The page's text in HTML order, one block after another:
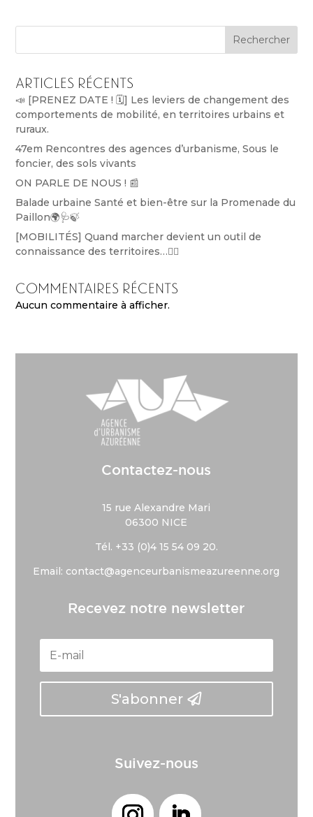
Rechercher
Articles récents
📣 [PRENEZ DATE ! 🗓️] Les leviers de changement des
comportements de mobilité, en territoires urbains et
ruraux.
47em Rencontres des agences d’urbanisme, Sous le
foncier, des sols vivants
ON PARLE DE NOUS ! 📰
Balade urbaine Santé et bien-être sur la Promenade du
Paillon🌍🩺🍃
[MOBILITÉS] Quand marcher devient un outil de
connaissance des territoires…🚶‍♀️
Commentaires récents
Aucun commentaire à afficher.
Contactez-nous
15 rue Alexandre Mari
06300 NICE
Tél. +33 (0)4 15 54 09 20.
Email: contact@agenceurbanismeazureenne.org
Recevez notre newsletter
S'abonner
Suivez-nous